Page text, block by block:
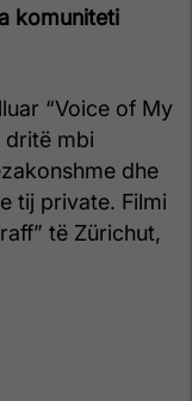
komuniteti
“Voice of My
dritë mbi
dhe
tij private. Filmi
të Zürichut,